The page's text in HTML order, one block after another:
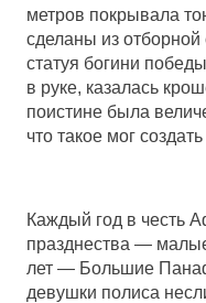
метров покрывала
сделаны из отборной
статуя богини
в руке, казалась
поистине была
что такое мог
Каждый год в честь
празднества —
лет — Большие
девушки полиса